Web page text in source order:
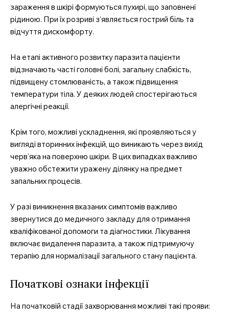
MedTerms.com.ua
професійний медичний
портал
зараження в шкірі формуються пухирі, що заповнені
рідиною. При їх розриві з’являється гострий біль та
відчуття дискомфорту.
На етапі активного розвитку паразита пацієнти
відзначають часті головні болі, загальну слабкість,
підвищену стомлюваність, а також підвищення
температури тіла. У деяких людей спостерігаються
алергічні реакції.
Крім того, можливі ускладнення, які проявляються у
вигляді вторинних інфекцій, що виникають через вихід
черв’яка на поверхню шкіри. В цих випадках важливо
уважно обстежити уражену ділянку на предмет
запальних процесів.
У разі виникнення вказаних симптомів важливо
звернутися до медичного закладу для отримання
кваліфікованої допомоги та діагностики. Лікування
включає видалення паразита, а також підтримуючу
терапію для нормалізації загального стану пацієнта.
Початкові ознаки інфекції
На початковій стадії захворювання можливі такі прояви: